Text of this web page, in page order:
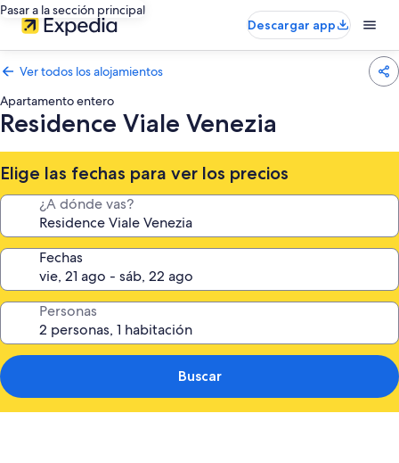
Pasar a la sección principal
Descargar app
Ver todos los alojamientos
Apartamento entero
Residence Viale Venezia
Elige las fechas para ver los precios
¿A dónde vas?
Fechas
Personas
Buscar